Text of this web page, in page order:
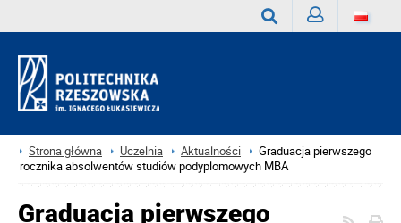
Strona główna Uczelnia Aktualności
Graduacja pierwszego
rocznika absolwentów studiów podyplomowych MBA
Graduacja pierwszego